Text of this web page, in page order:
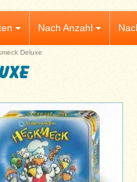
Nach Anzahl
Deluxe